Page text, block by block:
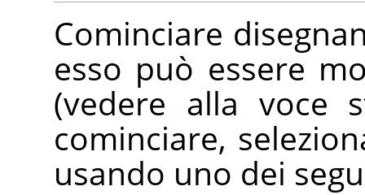
Cominciare
esso può essere
(vedere alla voce
cominciare,
usando uno dei